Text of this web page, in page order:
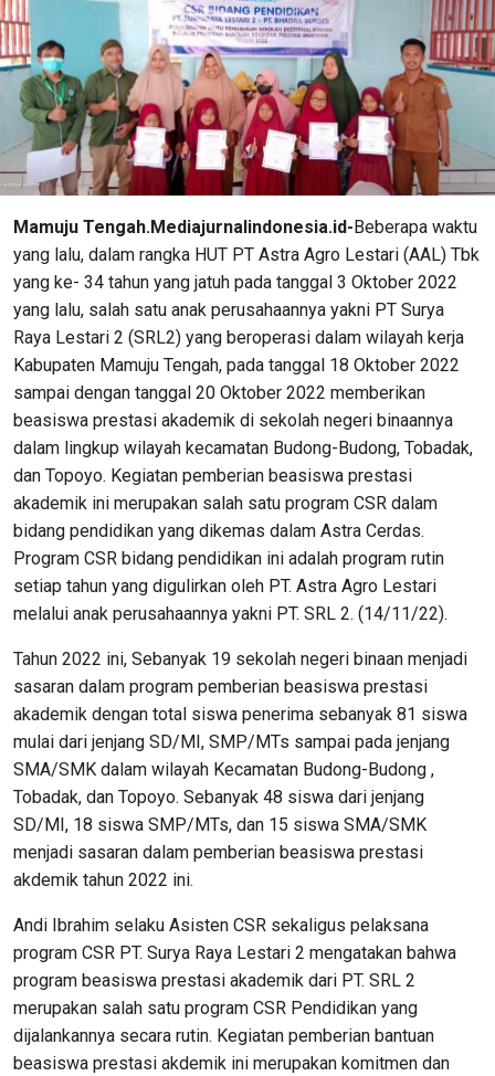
Mamuju Tengah.Mediajurnalindonesia.id-Beberapa waktu
yang lalu, dalam rangka HUT PT Astra Agro Lestari (AAL) Tbk
yang ke- 34 tahun yang jatuh pada tanggal 3 Oktober 2022
yang lalu, salah satu anak perusahaannya yakni PT Surya
Raya Lestari 2 (SRL2) yang beroperasi dalam wilayah kerja
Kabupaten Mamuju Tengah, pada tanggal 18 Oktober 2022
sampai dengan tanggal 20 Oktober 2022 memberikan
beasiswa prestasi akademik di sekolah negeri binaannya
dalam lingkup wilayah kecamatan Budong-Budong, Tobadak,
dan Topoyo. Kegiatan pemberian beasiswa prestasi
akademik ini merupakan salah satu program CSR dalam
bidang pendidikan yang dikemas dalam Astra Cerdas.
Program CSR bidang pendidikan ini adalah program rutin
setiap tahun yang digulirkan oleh PT. Astra Agro Lestari
melalui anak perusahaannya yakni PT. SRL 2. (14/11/22).
Tahun 2022 ini, Sebanyak 19 sekolah negeri binaan menjadi
sasaran dalam program pemberian beasiswa prestasi
akademik dengan total siswa penerima sebanyak 81 siswa
mulai dari jenjang SD/MI, SMP/MTs sampai pada jenjang
SMA/SMK dalam wilayah Kecamatan Budong-Budong ,
Tobadak, dan Topoyo. Sebanyak 48 siswa dari jenjang
SD/MI, 18 siswa SMP/MTs, dan 15 siswa SMA/SMK
menjadi sasaran dalam pemberian beasiswa prestasi
akdemik tahun 2022 ini.
Andi Ibrahim selaku Asisten CSR sekaligus pelaksana
program CSR PT. Surya Raya Lestari 2 mengatakan bahwa
program beasiswa prestasi akademik dari PT. SRL 2
merupakan salah satu program CSR Pendidikan yang
dijalankannya secara rutin. Kegiatan pemberian bantuan
beasiswa prestasi akdemik ini merupakan komitmen dan